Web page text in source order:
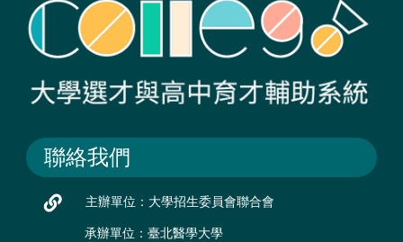
聯絡我們
主辦單位：大學招生委員會聯合會
承辦單位：臺北醫學大學